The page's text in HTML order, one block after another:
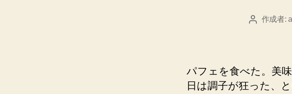
投 作成者:
パフェを食べた。美
日は調子が狂った、